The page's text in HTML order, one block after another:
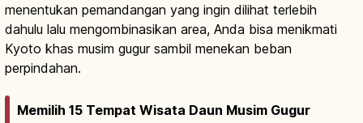
menentukan pemandangan yang ingin dilihat terlebih
dahulu lalu mengombinasikan area, Anda bisa menikmati
Kyoto khas musim gugur sambil menekan beban
perpindahan.
Memilih 15 Tempat Wisata Daun Musim Gugur